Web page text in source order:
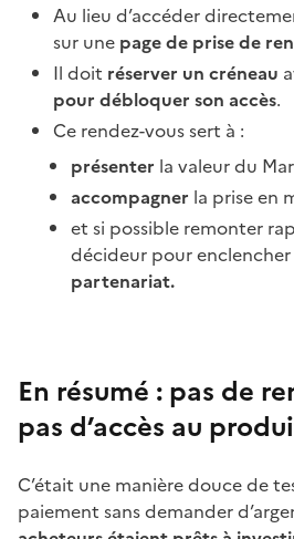
Au lieu d’accéder
sur une page de prise de
Il doit réserver un créneau
pour débloquer son accès.
Ce rendez-vous sert à :
présenter la valeur du
accompagner la prise en
et si possible remonter
décideur pour
partenariat.
En résumé :pas de
pas d’accès au
C’était une manière douce de
paiement sans demander